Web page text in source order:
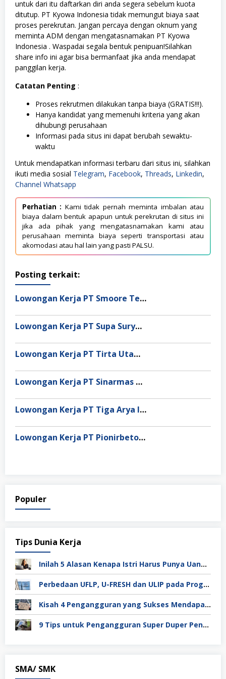
untuk dari itu daftarkan diri anda segera sebelum kuota
ditutup. PT Kyowa Indonesia tidak memungut biaya saat
proses perekrutan. Jangan percaya dengan oknum yang
meminta ADM dengan mengatasnamakan PT Kyowa
Indonesia . Waspadai segala bentuk penipuan!Silahkan
share info ini agar bisa bermanfaat jika anda mendapat
panggilan kerja.
Catatan Penting :
Proses rekrutmen dilakukan tanpa biaya (GRATIS!!!).
Hanya kandidat yang memenuhi kriteria yang akan
dihubungi perusahaan
Informasi pada situs ini dapat berubah sewaktu-
waktu
Untuk mendapatkan informasi terbaru dari situs ini, silahkan
ikuti media sosial Telegram, Facebook, Threads, Linkedin,
Channel Whatsapp
Perhatian : Kami tidak pernah meminta imbalan atau
biaya dalam bentuk apapun untuk perekrutan di situs ini
jika ada pihak yang mengatasnamakan kami atau
perusahaan meminta biaya seperti transportasi atau
akomodasi atau hal lain yang pasti PALSU.
Posting terkait:
Lowongan Kerja PT Smoore Technology Indonesia
Lowongan Kerja PT Supa Surya Niaga
Lowongan Kerja PT Tirta Utama Abadi
Lowongan Kerja PT Sinarmas Distribusi Nusantara
Lowongan Kerja PT Tiga Arya Inggil
Lowongan Kerja PT Pionirbeton Industri
Populer
Tips Dunia Kerja
Inilah 5 Alasan Kenapa Istri Harus Punya Uang Sendiri Setelah Menikah
Perbedaan UFLP, U-FRESH dan ULIP pada Program Unilever
Kisah 4 Pengangguran yang Sukses Mendapat Kerja
9 Tips untuk Pengangguran Super Duper Penting
SMA/ SMK